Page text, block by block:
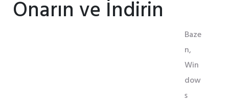
Onarın ve İndirin
Baze
n,
Win
dow
s